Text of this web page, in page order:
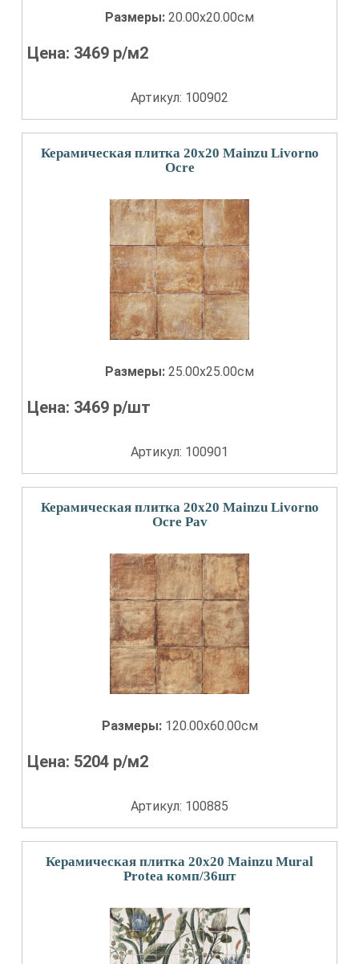
Размеры: 20.00x20.00см
Цена: 3469 р/м2
Артикул: 100902
Керамическая плитка 20x20 Mainzu Livorno
Ocre
Размеры: 25.00x25.00см
Цена: 3469 р/шт
Артикул: 100901
Керамическая плитка 20x20 Mainzu Livorno
Ocre Pav
Размеры: 120.00x60.00см
Цена: 5204 р/м2
Артикул: 100885
Керамическая плитка 20x20 Mainzu Mural
Protea комп/36шт